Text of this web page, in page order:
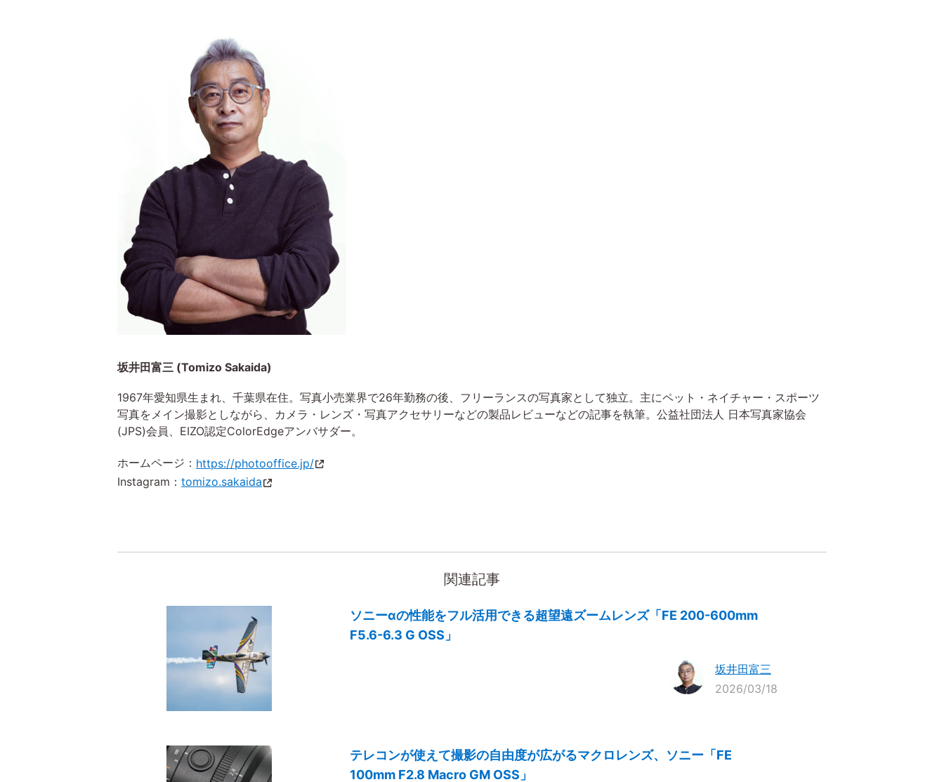
坂井田富三 (Tomizo Sakaida)
1967年愛知県生まれ、千葉県在住。写真小売業界で26年勤務の後、フリーランスの写真家として独立。主にペット・ネイチャー・スポーツ
写真をメイン撮影としながら、カメラ・レンズ・写真アクセサリーなどの製品レビューなどの記事を執筆。公益社団法人 日本写真家協会
(JPS)会員、EIZO認定ColorEdgeアンバサダー。
ホームページ： https://photooffice.jp/
Instagram： tomizo.sakaida
関連記事
ソニーαの性能をフル活用できる超望遠ズームレンズ「FE 200-600mm
F5.6-6.3 G OSS」
坂井田富三
2026/03/18
テレコンが使えて撮影の自由度が広がるマクロレンズ、ソニー「FE
100mm F2.8 Macro GM OSS」